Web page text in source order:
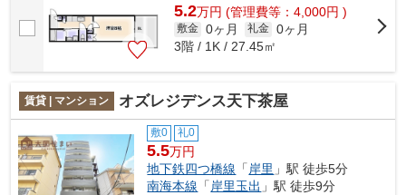
5.2万円 (管理費等：4,000円 )
敷金 0ヶ月 礼金 0ヶ月
3階 / 1K / 27.45㎡
賃貸 | マンション オズレジデンス天下茶屋
敷0 礼0
5.5万円
地下鉄四つ橋線 「 岸里 」駅 徒歩5分
南海本線 「 岸里玉出 」駅 徒歩9分